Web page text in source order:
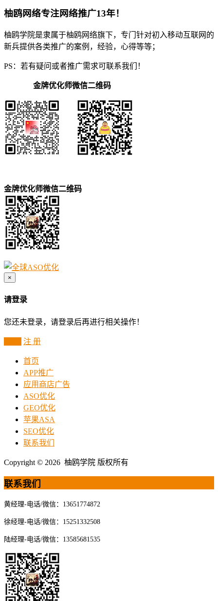
柚鸥网络专注网络推广13年！
柚鸥学院是隶属于柚鸥网络旗下，专门针对初入移动互联网的
新兵提供各类推广的案例，经验，心得等等；
PS：若有疑问或者推广需求可联系我们！
金牌优化师微信二维码
金牌优化师微信二维码
×
请登录
您还未登录，请登录后再进行相关操作！
注 册
首页
APP推广
应用商店广告
ASO优化
GEO优化
苹果ASA
SEO优化
联系我们
Copyright © 2026 柚鸥学院 版权所有
联系我们
黄经理-电话/微信：13651774872
徐经理-电话/微信：15251332508
陆经理-电话/微信：13585681535